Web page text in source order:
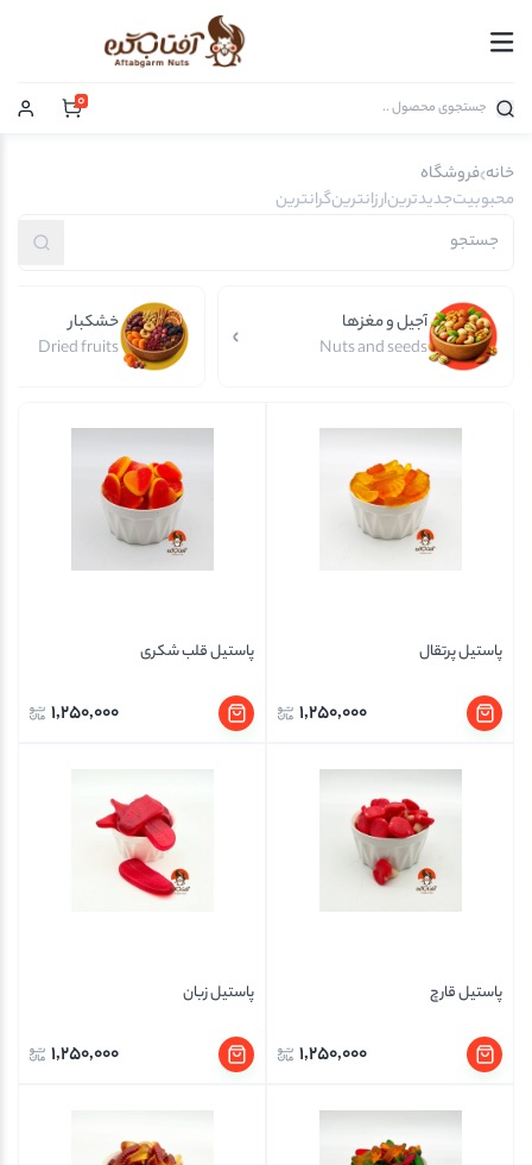
0
خانه فروشگاه
محبوبیتجدیدترینارزانترینگرانترین
آجیل و مغزها
Nuts and seeds
خشکبار
Dried fruits
پاستیل پرتقال
1,250,000
پاستیل قلب شکری
1,250,000
پاستیل قارچ
1,250,000
پاستیل زبان
1,250,000